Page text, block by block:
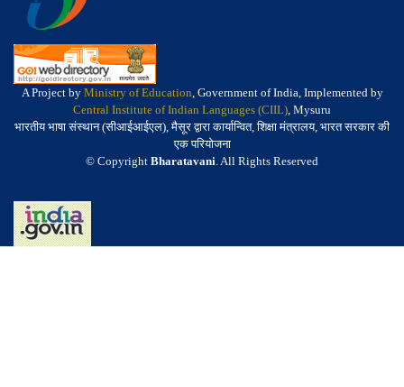
A Project by Ministry of Education, Government of India, Implemented by
Central Institute of Indian Languages (CIIL), Mysuru
भारतीय भाषा संस्थान (सीआईआईएल), मैसूर द्वारा कार्यान्वित, शिक्षा मंत्रालय, भारत सरकार की
एक परियोजना
© Copyright Bharatavani. All Rights Reserved